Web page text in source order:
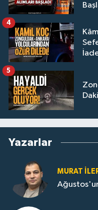
4
5
Yazarlar
MURAT